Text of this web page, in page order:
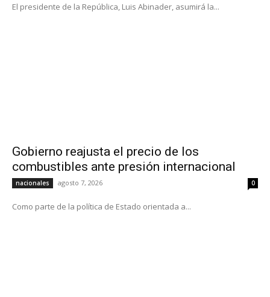
El presidente de la República, Luis Abinader, asumirá la...
Gobierno reajusta el precio de los
combustibles ante presión internacional
nacionales agosto 7, 2026 0
Como parte de la política de Estado orientada a...